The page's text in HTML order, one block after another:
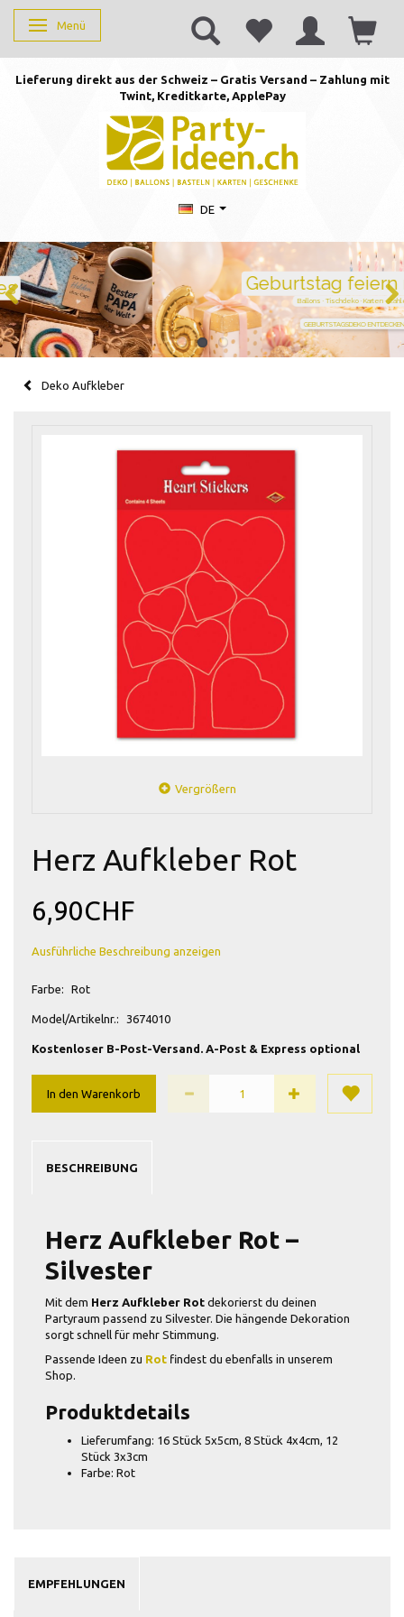
Anzeige ändern
Menü
Lieferung direkt aus der Schweiz – Gratis Versand – Zahlung mit
Twint, Kreditkarte, ApplePay
DE
Geburtstag feiern mit Stil
Ballons · Tischdeko · Karten · Zahlen
GEBURTSTAGSDEKO ENTDECKEN
Deko Aufkleber
Vergrößern
Herz Aufkleber Rot
6,90CHF
Ausführliche Beschreibung anzeigen
Farbe: Rot
Model/Artikelnr.: 3674010
Kostenloser B-Post-Versand. A-Post & Express optional
In den Warenkorb
BESCHREIBUNG
Herz Aufkleber Rot –
Silvester
Mit dem Herz Aufkleber Rot dekorierst du deinen
Partyraum passend zu Silvester. Die hängende Dekoration
sorgt schnell für mehr Stimmung.
Passende Ideen zu Rot findest du ebenfalls in unserem
Shop.
Produktdetails
Lieferumfang: 16 Stück 5x5cm, 8 Stück 4x4cm, 12
Stück 3x3cm
Farbe: Rot
EMPFEHLUNGEN